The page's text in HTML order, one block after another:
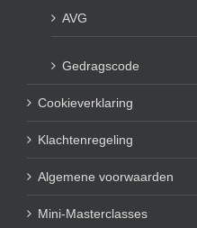
AVG
Gedragscode
Cookieverklaring
Klachtenregeling
Algemene voorwaarden
Mini-Masterclasses